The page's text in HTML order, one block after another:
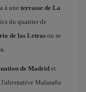
à une terrasse de La
du quartier de
de las Letras ou se
.
de Madrid et
l'alternative Malasaña